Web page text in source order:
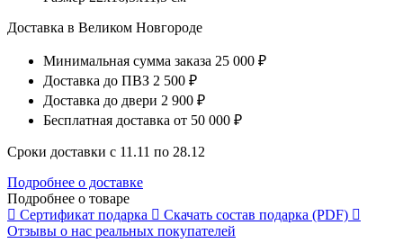
Доставка в Великом Новгороде
Минимальная сумма заказа 25 000 ₽
Доставка до ПВЗ 2 500 ₽
Доставка до двери 2 900 ₽
Бесплатная доставка от 50 000 ₽
Сроки доставки с 11.11 по 28.12
Подробнее о доставке
Подробнее о товаре
Сертификат подарка Скачать состав подарка (PDF)
Отзывы о нас реальных покупателей